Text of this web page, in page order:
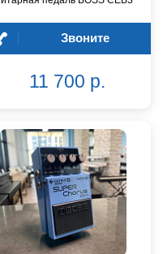
Звоните
11 700 р.